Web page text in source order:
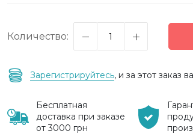
Количество:
Зарегистрируйтесь, и за этот заказ
Бесплатная
доставка при заказе
от 3000 грн